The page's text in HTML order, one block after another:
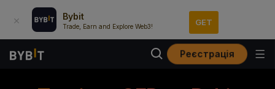
Bybit
Trade, Earn and Explore Web3! GET
Реєстрація